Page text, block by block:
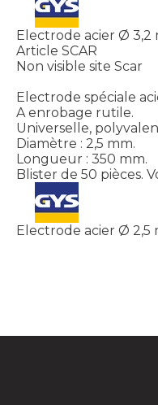
Electrode acier Ø 3,2
Article SCAR
Non visible site Scar
Electrode spéciale
A enrobage rutile.
Universelle,
Diamètre : 2,5 mm.
Longueur : 350 mm.
Blister de 50 pièces.
Electrode acier Ø 2,5